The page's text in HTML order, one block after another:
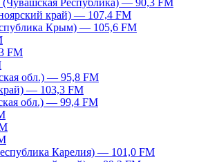
(Чувашская Республика) — 90,3 FM
край) — 107,4 FM
Крым) — 105,6 FM
FM
обл.) — 95,8 FM
— 103,3 FM
обл.) — 99,4 FM
Карелия) — 101,0 FM